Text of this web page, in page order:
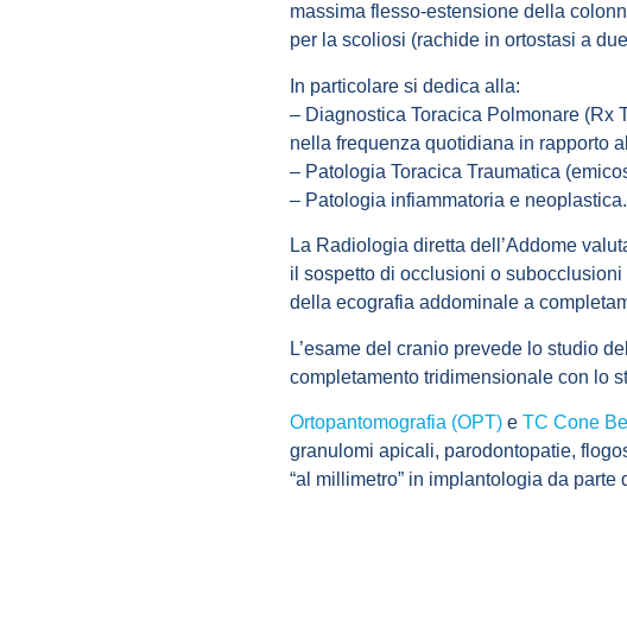
massima flesso-estensione della
per la scoliosi (rachide in ortostasi a
In particolare si dedica alla:
– Diagnostica Toracica Polmonare (Rx
nella frequenza quotidiana in rapporto
– Patologia Toracica Traumatica
– Patologia infiammatoria e neoplastica.
La Radiologia diretta dell’Addome
il sospetto di occlusioni o
della ecografia addominale a
L’esame del cranio prevede lo studio del
completamento tridimensionale con lo
Ortopantomografia (OPT) e TC Cone
granulomi apicali, parodontopatie,
“al millimetro” in implantologia da